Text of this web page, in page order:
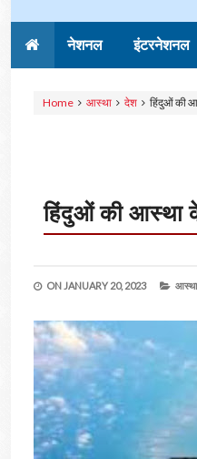
नेशनल इंटरनेशनल
Home आस्था देश हिंदुओं की
हिंदुओं की आस्था के
ON JANUARY 20, 2023